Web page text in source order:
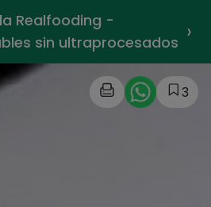
Realfooding -
sin ultraprocesados ›
3